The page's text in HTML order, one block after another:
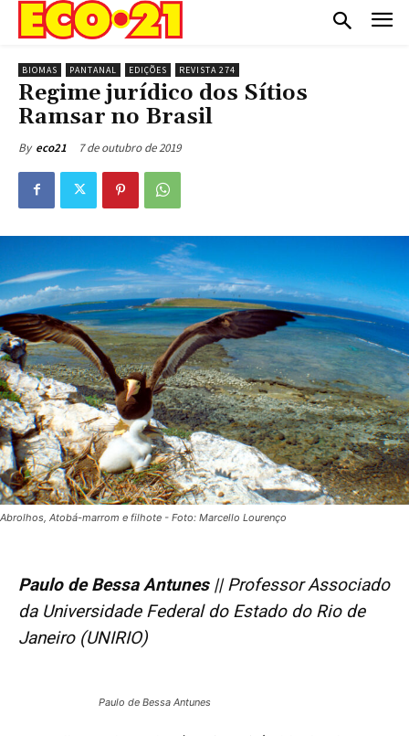
BIOMAS PANTANAL EDIÇÕES REVISTA 274
Regime jurídico dos Sítios
Ramsar no Brasil
By eco21 7 de outubro de 2019
Abrolhos, Atobá-marrom e filhote - Foto: Marcello Lourenço
Paulo de Bessa Antunes|| Professor Associado
da Universidade Federal do Estado do Rio de
Janeiro (UNIRIO)
Paulo de Bessa Antunes